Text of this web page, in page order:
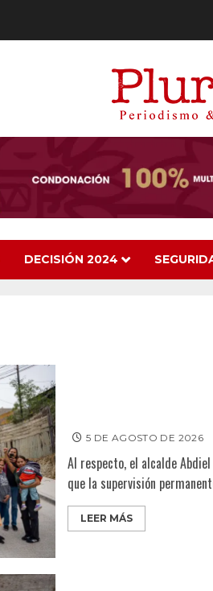
DECISIÓN 2024
5 DE AGOSTO DE 2026
Al respecto, el alcalde
que la supervisión
LEER MÁS